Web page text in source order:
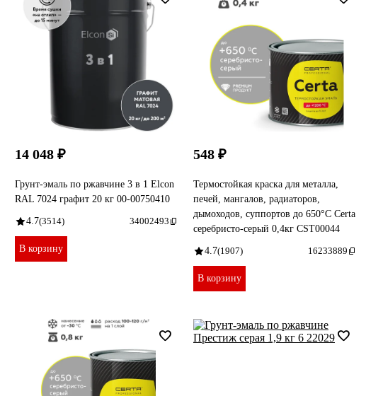
14 048 ₽
Грунт-эмаль по ржавчине 3 в 1 Elcon
RAL 7024 графит 20 кг 00-00750410
4.7(3514) 34002493
В корзину
548 ₽
Термостойкая краска для металла,
печей, мангалов, радиаторов,
дымоходов, суппортов до 650°С Certa
серебристо-серый 0,4кг CST00044
4.7(1907) 16233889
В корзину